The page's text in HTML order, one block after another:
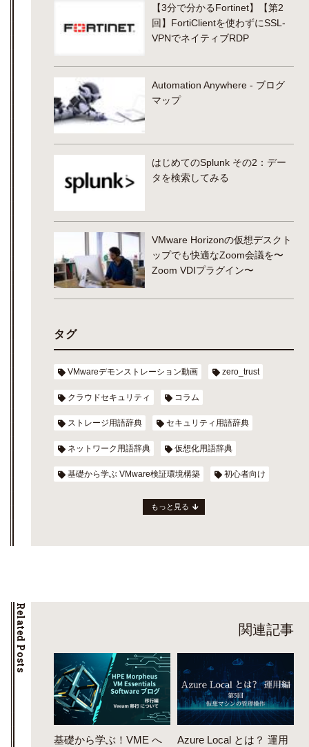
【3分で分かるFortinet】【第2
回】FortiClientを使わずにSSL-
VPNでネイティブRDP
Automation Anywhere - ブログ
マップ
はじめてのSplunk その2：デー
タを検索してみる
VMware Horizonの仮想デスクト
ップでも快適なZoom会議を〜
Zoom VDIプラグイン〜
タグ
VMwareデモンストレーション動画 zero_trust
クラウドセキュリティ コラム
ストレージ用語辞典 セキュリティ用語辞典
ネットワーク用語辞典 仮想化用語辞典
基礎から学ぶ VMware検証環境構築 初心者向け
もっと見る
Related Posts 関連記事
基礎から学ぶ！VME へ
Azure Local とは？ 運用